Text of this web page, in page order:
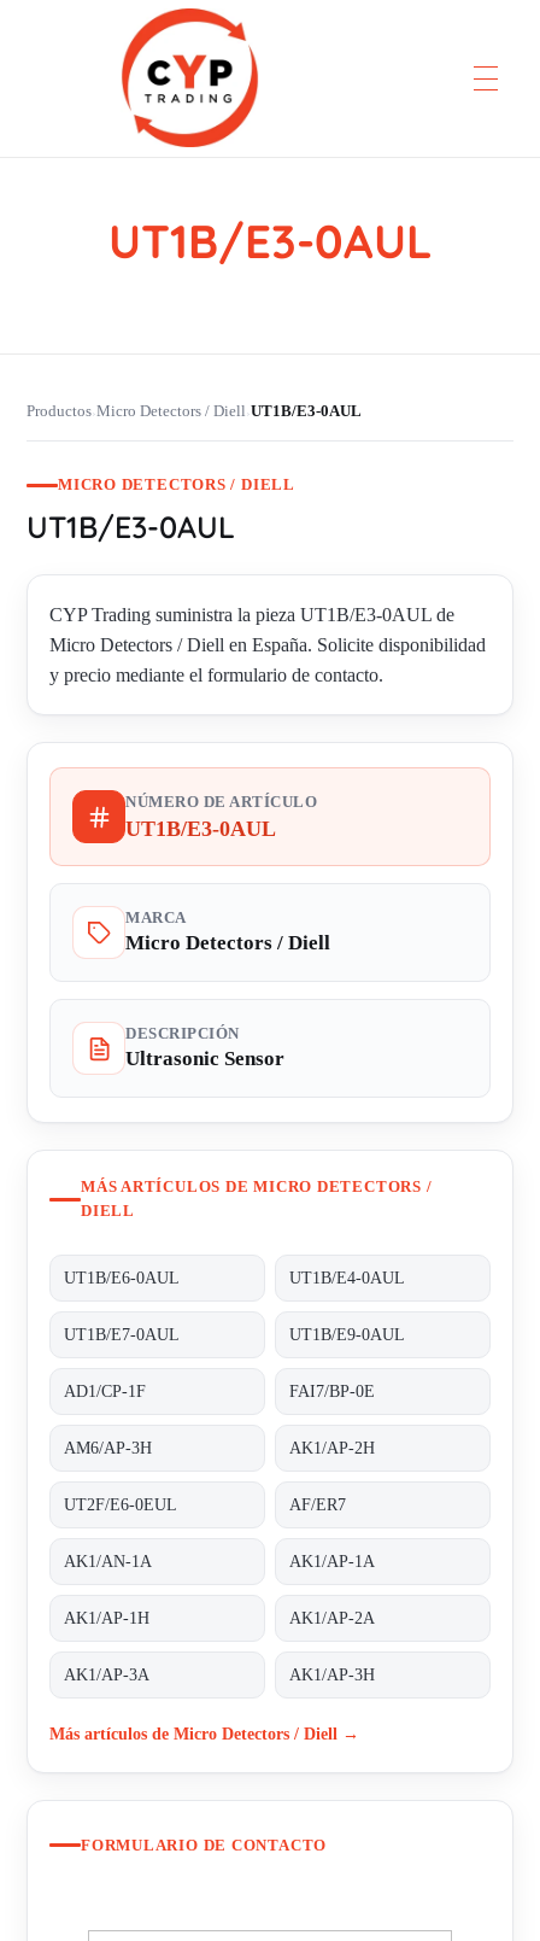
CYP Trading
Professionelle Ersatzteilbeschaffung
UT1B/E3-0AUL
Productos›Micro Detectors / Diell›UT1B/E3-0AUL
MICRO DETECTORS / DIELL
UT1B/E3-0AUL
CYP Trading suministra la pieza UT1B/E3-0AUL de
Micro Detectors / Diell en España. Solicite disponibilidad
y precio mediante el formulario de contacto.
NÚMERO DE ARTÍCULO
UT1B/E3-0AUL
MARCA
Micro Detectors / Diell
DESCRIPCIÓN
Ultrasonic Sensor
MÁS ARTÍCULOS DE MICRO DETECTORS /
DIELL
UT1B/E6-0AUL UT1B/E4-0AUL
UT1B/E7-0AUL UT1B/E9-0AUL
AD1/CP-1F FAI7/BP-0E
AM6/AP-3H AK1/AP-2H
UT2F/E6-0EUL AF/ER7
AK1/AN-1A AK1/AP-1A
AK1/AP-1H AK1/AP-2A
AK1/AP-3A AK1/AP-3H
Más artículos de Micro Detectors / Diell →
FORMULARIO DE CONTACTO